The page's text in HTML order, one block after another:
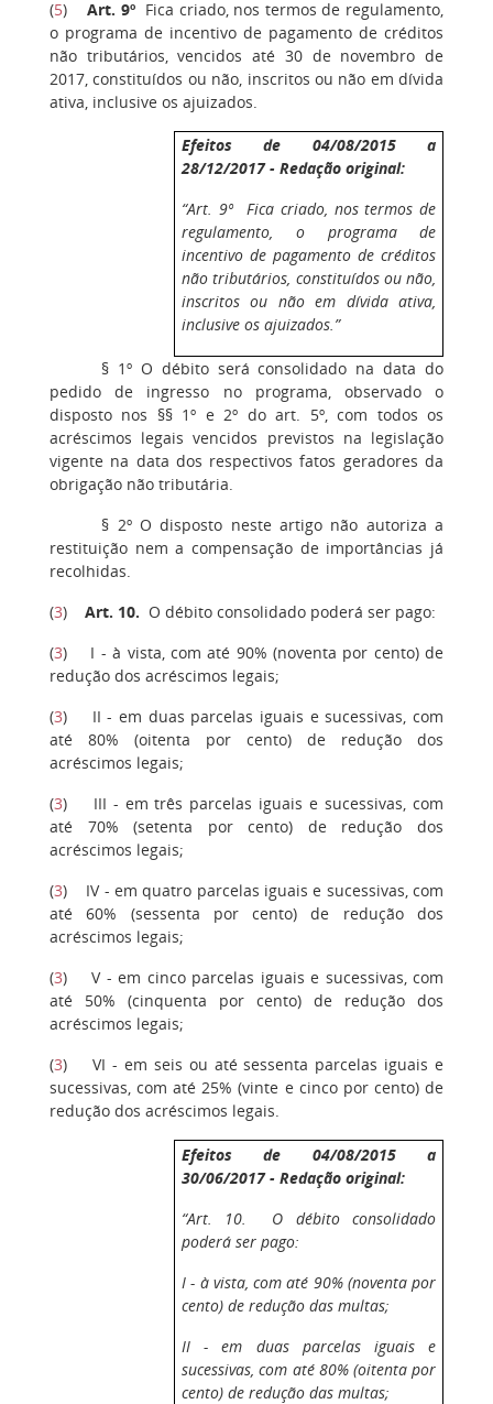
(5)Art. 9ºFica criado, nos termos de regulamento,
o programa de incentivo de pagamento de créditos
não tributários, vencidos até 30 de novembro de
2017, constituídos ou não, inscritos ou não em dívida
ativa, inclusive os ajuizados.
Efeitos de 04/08/2015 a
28/12/2017 - Redação original:
“Art. 9º Fica criado, nos termos de
regulamento, o programa de
incentivo de pagamento de créditos
não tributários, constituídos ou não,
inscritos ou não em dívida ativa,
inclusive os ajuizados.”
§ 1º O débito será consolidado na data do
pedido de ingresso no programa, observado o
disposto nos §§ 1º e 2º do art. 5º, com todos os
acréscimos legais vencidos previstos na legislação
vigente na data dos respectivos fatos geradores da
obrigação não tributária.
§ 2º O disposto neste artigo não autoriza a
restituição nem a compensação de importâncias já
recolhidas.
(3) Art. 10. O débito consolidado poderá ser pago:
(3) I - à vista, com até 90% (noventa por cento) de
redução dos acréscimos legais;
(3) II - em duas parcelas iguais e sucessivas, com
até 80% (oitenta por cento) de redução dos
acréscimos legais;
(3) III - em três parcelas iguais e sucessivas, com
até 70% (setenta por cento) de redução dos
acréscimos legais;
(3) IV - em quatro parcelas iguais e sucessivas, com
até 60% (sessenta por cento) de redução dos
acréscimos legais;
(3) V - em cinco parcelas iguais e sucessivas, com
até 50% (cinquenta por cento) de redução dos
acréscimos legais;
(3) VI - em seis ou até sessenta parcelas iguais e
sucessivas, com até 25% (vinte e cinco por cento) de
redução dos acréscimos legais.
Efeitos de 04/08/2015 a
30/06/2017 - Redação original:
“Art. 10. O débito consolidado
poderá ser pago:
I - à vista, com até 90% (noventa por
cento) de redução das multas;
II - em duas parcelas iguais e
sucessivas, com até 80% (oitenta por
cento) de redução das multas;